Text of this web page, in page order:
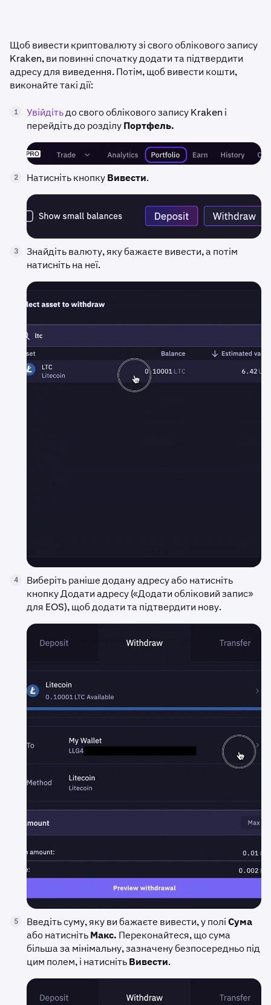
Щоб вивести криптовалюту зі свого облікового запису
Kraken, ви повинні спочатку додати та підтвердити
адресу для виведення. Потім, щоб вивести кошти,
виконайте такі дії:
1 Увійдітьдо свого облікового запису Kraken і
перейдіть до розділуПортфель.
2 Натисніть кнопкуВивести.
3
Знайдіть валюту, яку бажаєте вивести, а потім
натисніть на неї.
4
Виберіть раніше додану адресу або натисніть
кнопку Додати адресу («Додати обліковий запис»
для EOS), щоб додати та підтвердити нову.
5 Введіть суму, яку ви бажаєте вивести, у поліСума
або натиснітьМакс. Переконайтеся, що сума
більша за мінімальну, зазначену безпосередньо під
цим полем, і натиснітьВивести.